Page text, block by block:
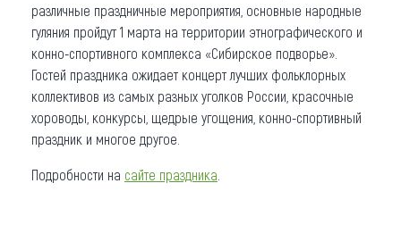
различные праздничные мероприятия, основные народные
гуляния пройдут 1 марта на территории этнографического и
конно-спортивного комплекса «Сибирское подворье».
Гостей праздника ожидает концерт лучших фольклорных
коллективов из самых разных уголков России, красочные
хороводы, конкурсы, щедрые угощения, конно-спортивный
праздник и многое другое.
Подробности на сайте праздника